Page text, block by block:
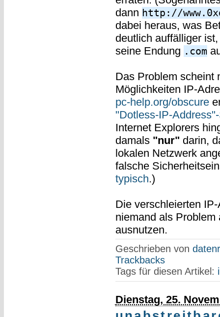
dann http://
dabei heraus, was
deutlich auffälliger
seine Endung .com
Das Problem scheint
Möglichkeiten IP-
pc-help.org/obscure
"Dotless-IP-
Internet Explorers
damals "nur" darin,
lokalen Netzwerk
falsche
typisch.)
Die verschleierten
niemand als
ausnutzen.
Geschrieben von
Trackbacks
Tags für diesen Artikel:
Dienstag, 25.